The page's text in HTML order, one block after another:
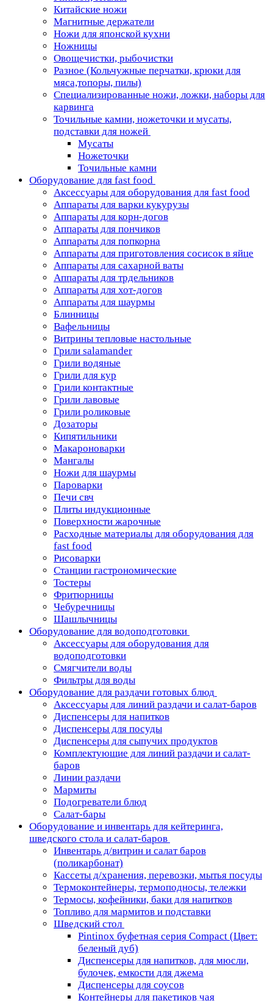
Китайские ножи
Магнитные держатели
Ножи для японской кухни
Ножницы
Овощечистки, рыбочистки
Разное (Кольчужные перчатки, крюки для
мяса,топоры, пилы)
Специализированные ножи, ложки, наборы для
карвинга
Точильные камни, ножеточки и мусаты,
подставки для ножей
Мусаты
Ножеточки
Точильные камни
Оборудование для fast food
Аксессуары для оборудования для fast food
Аппараты для варки кукурузы
Аппараты для корн-догов
Аппараты для пончиков
Аппараты для попкорна
Аппараты для приготовления сосисок в яйце
Аппараты для сахарной ваты
Аппараты для трдельников
Аппараты для хот-догов
Аппараты для шаурмы
Блинницы
Вафельницы
Витрины тепловые настольные
Грили salamander
Грили водяные
Грили для кур
Грили контактные
Грили лавовые
Грили роликовые
Дозаторы
Кипятильники
Макароноварки
Мангалы
Ножи для шаурмы
Пароварки
Печи свч
Плиты индукционные
Поверхности жарочные
Расходные материалы для оборудования для
fast food
Рисоварки
Станции гастрономические
Тостеры
Фритюрницы
Чебуречницы
Шашлычницы
Оборудование для водоподготовки
Аксессуары для оборудования для
водоподготовки
Смягчители воды
Фильтры для воды
Оборудование для раздачи готовых блюд
Аксессуары для линий раздачи и салат-баров
Диспенсеры для напитков
Диспенсеры для посуды
Диспенсеры для сыпучих продуктов
Комплектующие для линий раздачи и салат-
баров
Линии раздачи
Мармиты
Подогреватели блюд
Салат-бары
Оборудование и инвентарь для кейтеринга,
шведского стола и салат-баров
Инвентарь д/витрин и салат баров
(поликарбонат)
Кассеты д/хранения, перевозки, мытья посуды
Термоконтейнеры, термоподносы, тележки
Термосы, кофейники, баки для напитков
Топливо для мармитов и подставки
Шведский стол
Pintinox буфетная серия Compact (Цвет:
беленый дуб)
Диспенсеры для напитков, для мюсли,
булочек, емкости для джема
Диспенсеры для соусов
Контейнеры для пакетиков чая